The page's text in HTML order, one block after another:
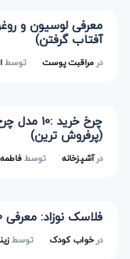
معرفی لوسیون و
آفتاب گرفتن)
درمراقبت پوست توسط
چرخ
(پرفروش ترین)
درآشپزخانه توسط
فلاسک نوزاد: معرفی 10 فلاسک کودک برتر برای نوزادان
درخواب کودک توسط